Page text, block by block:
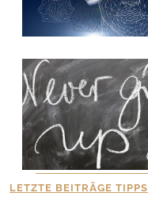
LETZTE BEITRÄGE TIPPS